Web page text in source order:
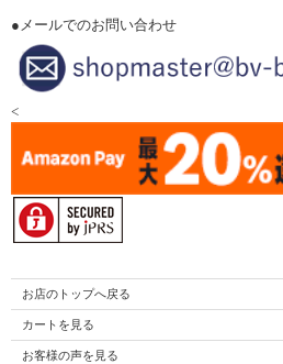
●メールでのお問い合わせ
<
お店のトップへ戻る
カートを見る
お客様の声を見る